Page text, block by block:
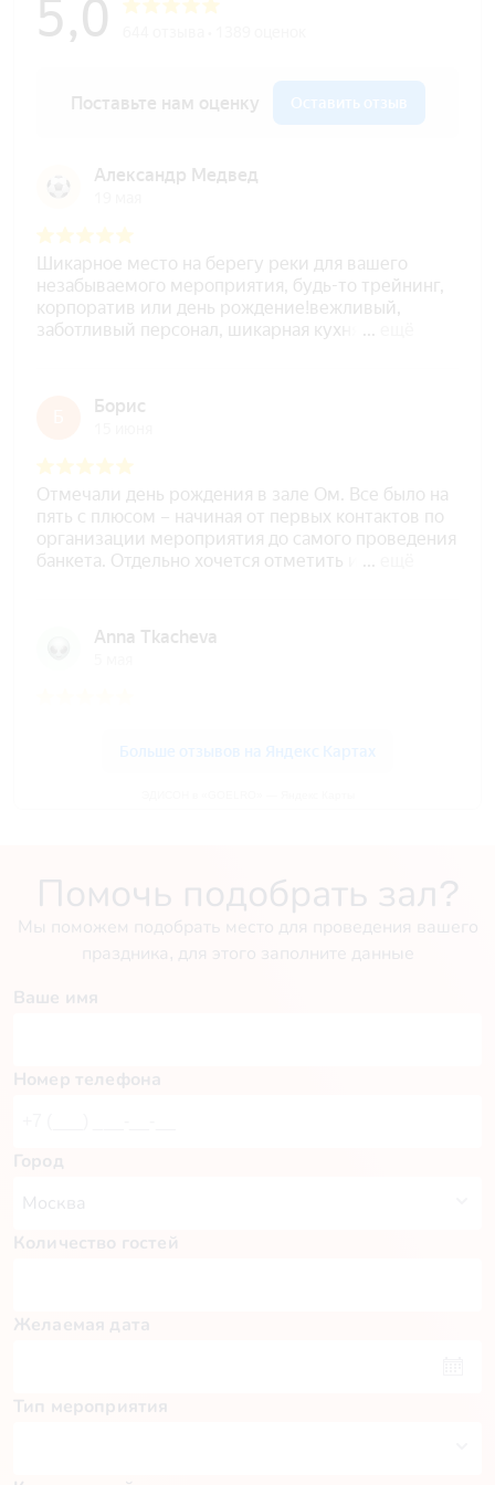
Помочь подобрать зал?
Мы поможем подобрать место для проведения вашего
праздника, для этого заполните данные
Ваше имя
Номер телефона
Город
Количество гостей
Желаемая дата
Тип мероприятия